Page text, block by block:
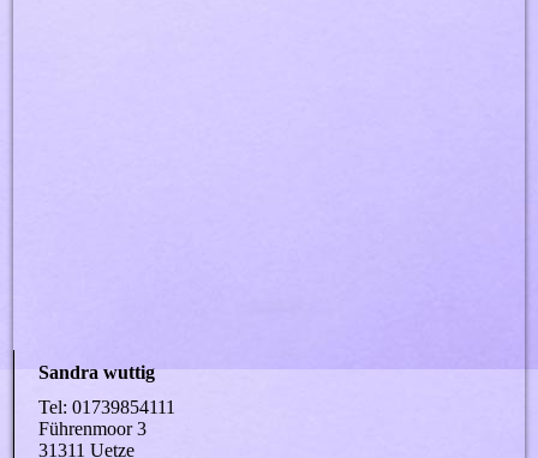
Sandra wuttig
Tel: 01739854111
Führenmoor 3
31311 Uetze